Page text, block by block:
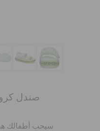
صندل
سيحب أطفالك